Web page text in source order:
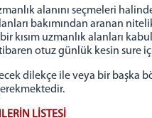
alanını seçmeleri
bakımından aranan
kısım uzmanlık alanları
otuz günlük kesin sure
dilekçe ile veya bir başka
LİSTESİ